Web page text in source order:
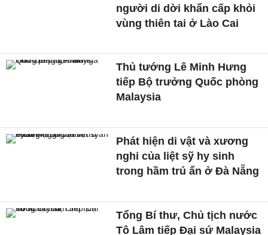
người di dời khẩn cấp khỏi
vùng thiên tai ở Lào Cai
Thủ tướng Lê Minh Hưng
tiếp Bộ trưởng Quốc phòng
Malaysia
Phát hiện di vật và xương
nghi của liệt sỹ hy sinh
trong hầm trú ẩn ở Đà Nẵng
Tổng Bí thư, Chủ tịch nước
Tô Lâm tiếp Đại sứ Malaysia